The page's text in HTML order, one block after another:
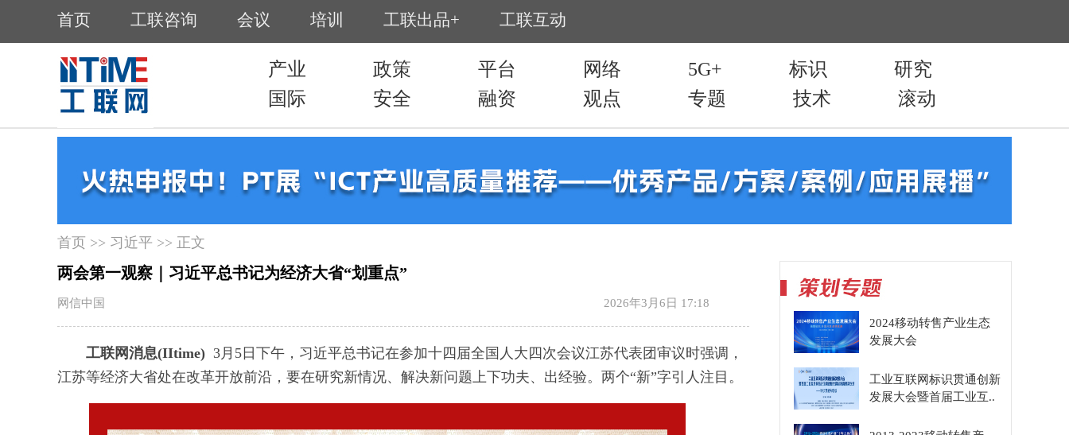
首页 >> 习近平 >> 正文
两会第一观察｜习近平总书记为经济大省“划重点”
网信中国 2026年3月6日 17:18
工联网消息(IItime) 3月5日下午，习近平总书记在参加十四届全国人大四次会议江苏代表团审议时强调，
江苏等经济大省处在改革开放前沿，要在研究新情况、解决新问题上下功夫、出经验。两个“新”字引人注目。
2024移动转售产业生态
发展大会
工业互联网标识贯通创新
发展大会暨首届工业互..